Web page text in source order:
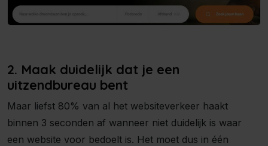
2. Maak duidelijk dat je een
uitzendbureau bent
Maar liefst 80% van al het websiteverkeer haakt
binnen 3 seconden af wanneer niet duidelijk is waar
een website voor bedoelt is. Het moet dus in één